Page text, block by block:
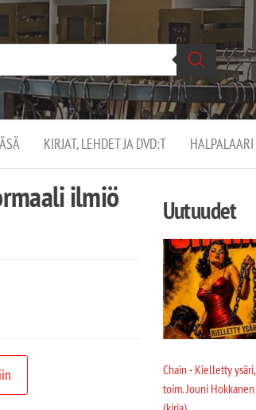
KIRJAT, LEHDET JA DVD:T HALPALAARI
ilmiö
Uutuudet
Chain - Kielletty ysäri,
toim. Jouni Hokkanen